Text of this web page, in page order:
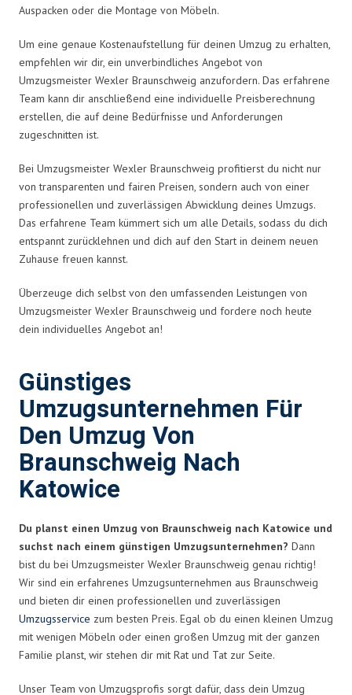
Auspacken oder die Montage von Möbeln.
Um eine genaue Kostenaufstellung für deinen Umzug zu erhalten,
empfehlen wir dir, ein unverbindliches Angebot von
Umzugsmeister Wexler Braunschweig anzufordern. Das erfahrene
Team kann dir anschließend eine individuelle Preisberechnung
erstellen, die auf deine Bedürfnisse und Anforderungen
zugeschnitten ist.
Bei Umzugsmeister Wexler Braunschweig profitierst du nicht nur
von transparenten und fairen Preisen, sondern auch von einer
professionellen und zuverlässigen Abwicklung deines Umzugs.
Das erfahrene Team kümmert sich um alle Details, sodass du dich
entspannt zurücklehnen und dich auf den Start in deinem neuen
Zuhause freuen kannst.
Überzeuge dich selbst von den umfassenden Leistungen von
Umzugsmeister Wexler Braunschweig und fordere noch heute
dein individuelles Angebot an!
Günstiges
Umzugsunternehmen Für
Den Umzug Von
Braunschweig Nach
Katowice
Du planst einen Umzug von Braunschweig nach Katowice und
suchst nach einem günstigen Umzugsunternehmen? Dann
bist du bei Umzugsmeister Wexler Braunschweig genau richtig!
Wir sind ein erfahrenes Umzugsunternehmen aus Braunschweig
und bieten dir einen professionellen und zuverlässigen
Umzugsservice zum besten Preis. Egal ob du einen kleinen Umzug
mit wenigen Möbeln oder einen großen Umzug mit der ganzen
Familie planst, wir stehen dir mit Rat und Tat zur Seite.
Unser Team von Umzugsprofis sorgt dafür, dass dein Umzug